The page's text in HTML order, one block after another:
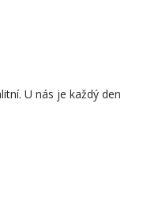
U nás je každý den